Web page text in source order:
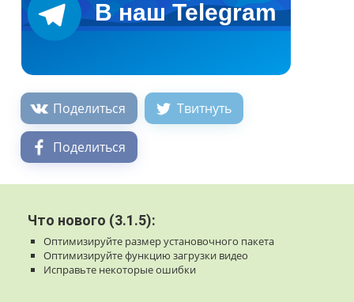
Поделиться Твитнуть
Поделиться
Что нового (3.1.5):
Оптимизируйте размер установочного пакета
Оптимизируйте функцию загрузки видео
Исправьте некоторые ошибки